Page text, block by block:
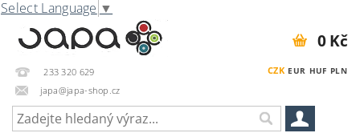
Select Language ▼
233 320 629
japa@japa-shop.cz
CZK EUR HUF PLN
0 Kč